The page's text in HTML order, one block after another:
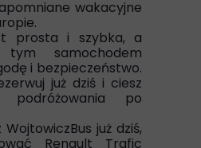
wakacyjne
prosta i szybka, a
tym samochodem
i bezpieczeństwo.
już dziś i ciesz
podróżowania po
już dziś,
Renault Trafic